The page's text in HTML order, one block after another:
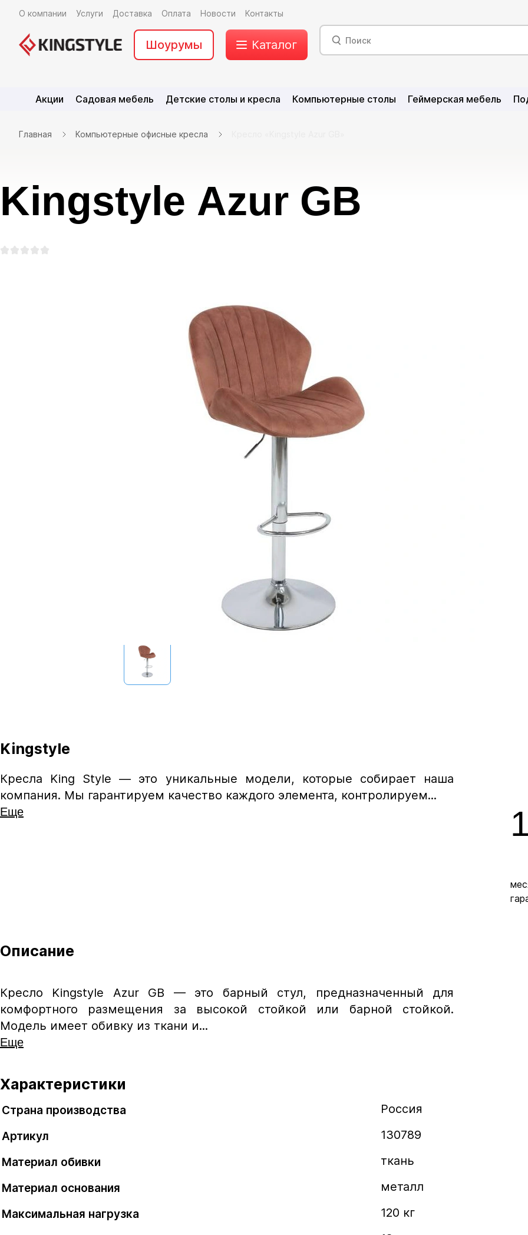
О компании Услуги Доставка Оплата Новости Контакты
Шоурумы Каталог
Акции Садовая мебель Детские столы и кресла Компьютерные столы Геймерская мебель
Главная Компьютерные офисные кресла
Kingstyle Аzur GB
Kingstyle
Кресла King Style — это уникальные модели, которые собирает наша
компания. Мы гарантируем качество каждого элемента, контролируем...
Еще
Описание
Кресло Kingstyle Аzur GB — это барный стул, предназначенный для
комфортного размещения за высокой стойкой или барной стойкой.
Модель имеет обивку из ткани и...
Еще
Характеристики
Страна производства Россия
Артикул 130789
Материал обивки ткань
Материал основания металл
Максимальная нагрузка 120 кг